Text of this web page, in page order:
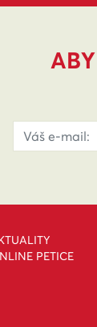
PETICE